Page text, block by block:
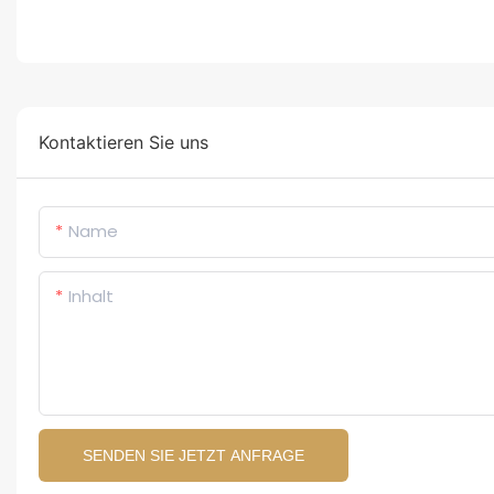
Kontaktieren Sie uns
Name
Inhalt
SENDEN SIE JETZT ANFRAGE